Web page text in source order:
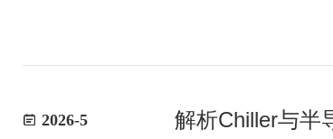
2026-5 解析Chiller与半